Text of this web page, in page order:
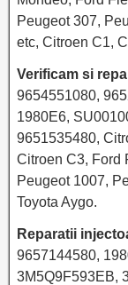
Peugeot 307,
etc, Citroen C1,
Verificam si
9654551080,
1980E6,
9651535480,
Citroen C3, Ford
Peugeot 1007,
Toyota Aygo.
Reparatii
9657144580,
3M5Q9F593EB,